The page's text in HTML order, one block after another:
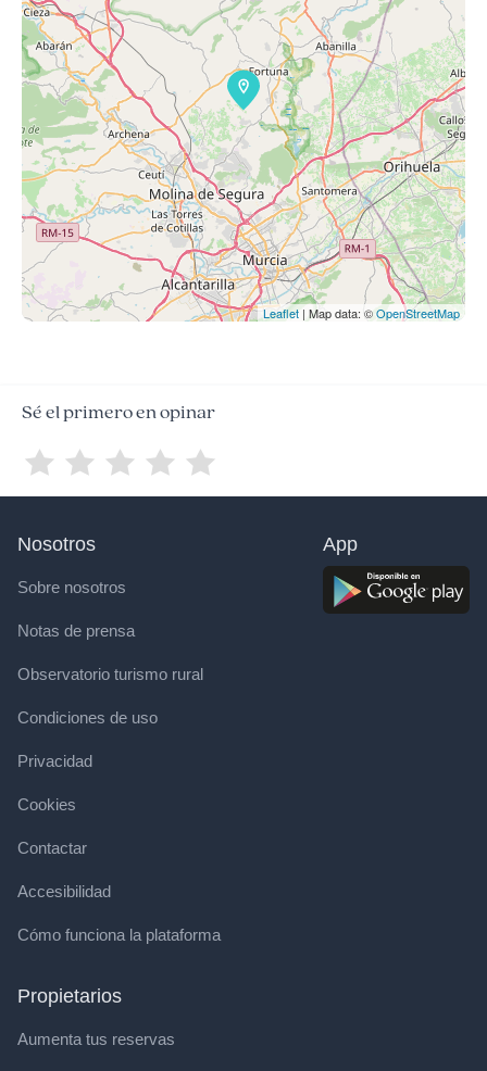
Leaflet | Map data: ©OpenStreetMap
Sé el primero en opinar
Nosotros
Sobre nosotros
Notas de prensa
Observatorio turismo rural
Condiciones de uso
Privacidad
Cookies
Contactar
Accesibilidad
Cómo funciona la plataforma
Propietarios
Aumenta tus reservas
App